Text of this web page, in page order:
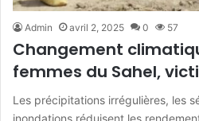
Admin avril 2, 2025 0 57
Changement
femmes du Sahel,
Les précipitations irrégulières, les
inondations réduisent les